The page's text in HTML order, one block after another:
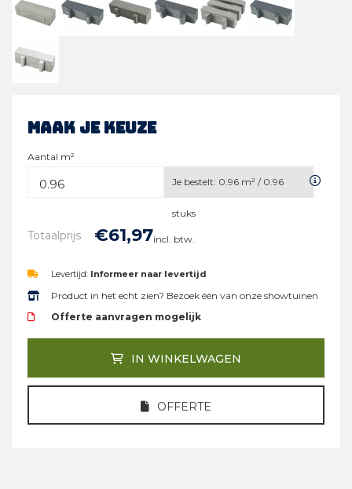
Maak je keuze
Aantal m²
Je bestelt: 0.96 m² / 0.96
stuks
Totaalprijs €61,97incl. btw.
Levertijd: Informeer naar levertijd
Product in het echt zien? Bezoek één van onze showtuinen
Offerte aanvragen mogelijk
IN WINKELWAGEN
OFFERTE